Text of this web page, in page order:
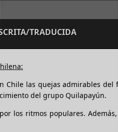
TRADUCIDA
las quejas admirables del
del grupo Quilapayún.
los ritmos populares.